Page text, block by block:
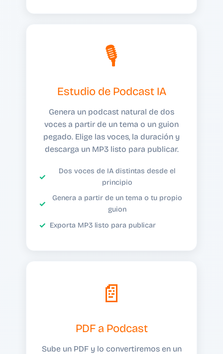
🎙️
Estudio de Podcast IA
Genera un podcast natural de dos
voces a partir de un tema o un guion
pegado. Elige las voces, la duración y
descarga un MP3 listo para publicar.
Dos voces de IA distintas desde el
principio
Genera a partir de un tema o tu propio
guion
Exporta MP3 listo para publicar
📄
PDF a Podcast
Sube un PDF y lo convertiremos en un